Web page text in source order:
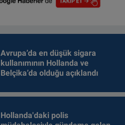
Avrupa’da en düşük sigara
kullanımının Hollanda ve
Belçika’da olduğu açıklandı
Hollanda'daki polis